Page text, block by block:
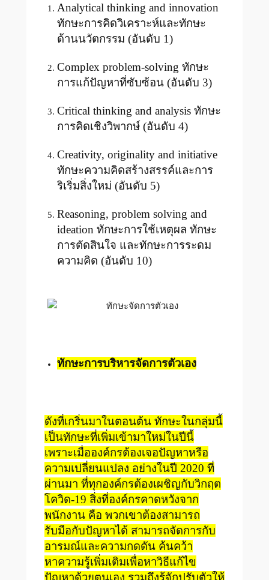
Analytical thinking and innovation
ทักษะการคิดวิเคราะห์และทักษะ
ด้านนวัตกรรม (อันดับ 1)
Complex problem-solving ทักษะ
การแก้ปัญหาที่ซับซ้อน (อันดับ 3)
Critical thinking and analysis ทักษะ
การคิดเชิงวิพากษ์ (อันดับ 4)
Creativity, originality and initiative
ทักษะความคิดสร้างสรรค์และการ
ริเริ่มสิ่งใหม่ (อันดับ 5)
Reasoning, problem solving and
ideation ทักษะการใช้เหตุผล ทักษะ
การตัดสินใจ และทักษะการระดม
ความคิด (อันดับ 10)
ทักษะการบริหารจัดการตัวเอง
ดังที่เกริ่นมาในตอนต้น ทักษะในกลุ่มนี้
เป็นทักษะที่เพิ่มเข้ามาใหม่ในปีนี้
เพราะเมื่อองค์กรต้องเจอปัญหาหรือ
ความเปลี่ยนแปลง อย่างในปี 2020 ที่
ผ่านมา ที่ทุกองค์กรต้องเผชิญกับวิกฤต
โควิด-19 สิ่งที่องค์กรคาดหวังจาก
พนักงาน คือ พวกเขาต้องสามารถ
รับมือกับปัญหาได้ สามารถจัดการกับ
อารมณ์และความกดดัน ค้นคว้า
หาความรู้เพิ่มเติมเพื่อหาวิธีแก้ไข
ปัญหาด้วยตนเอง รวมถึงรู้จักปรับตัวให้